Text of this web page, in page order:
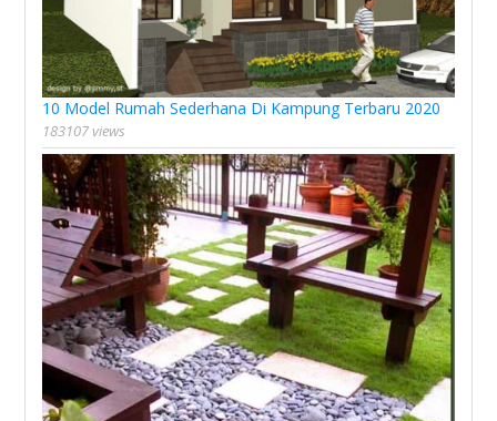
10 Model Rumah Sederhana Di Kampung Terbaru 2020
183107 views